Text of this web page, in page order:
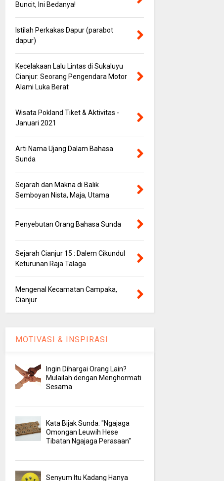
Buncit, Ini Bedanya!
Istilah Perkakas Dapur (parabot
dapur)
Kecelakaan Lalu Lintas di Sukaluyu
Cianjur: Seorang Pengendara Motor
Alami Luka Berat
Wisata Pokland Tiket & Aktivitas -
Januari 2021
Arti Nama Ujang Dalam Bahasa
Sunda
Sejarah dan Makna di Balik
Semboyan Nista, Maja, Utama
Penyebutan Orang Bahasa Sunda
Sejarah Cianjur 15 : Dalem Cikundul
Keturunan Raja Talaga
Mengenal Kecamatan Campaka,
Cianjur
MOTIVASI & INSPIRASI
Ingin Dihargai Orang Lain?
Mulailah dengan Menghormati
Sesama
Kata Bijak Sunda: "Ngajaga
Omongan Leuwih Hese
Tibatan Ngajaga Perasaan"
Senyum Itu Kadang Hanya